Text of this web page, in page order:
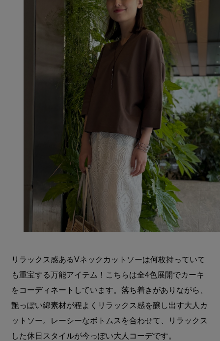
リラックス感あるVネックカットソーは何枚持っていて
も重宝する万能アイテム！こちらは全4色展開でカーキ
をコーディネートしています。落ち着きがありながら、
艶っぽい綿素材が程よくリラックス感を醸し出す大人カ
ットソー。レーシーなボトムスを合わせて、リラックス
した休日スタイルが今っぽい大人コーデです。